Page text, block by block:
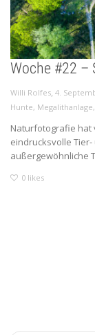
Woche #22 –
Willi Rolfes, 4.
Hunte, Megalithanlage,
Naturfotografie hat
eindrucksvolle
außergewöhnliche
0 likes